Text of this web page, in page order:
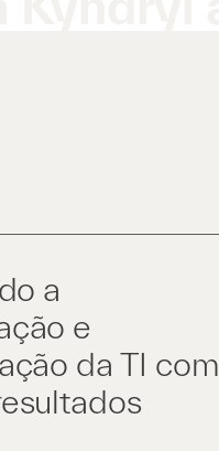
a
e
da TI com